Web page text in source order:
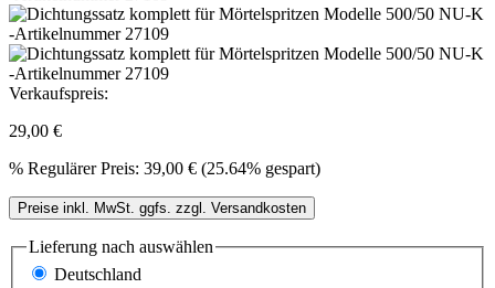
Verkaufspreis:
29,00 €
% Regulärer Preis: 39,00 € (25.64% gespart)
Preise inkl. MwSt. ggfs. zzgl. Versandkosten
Lieferung nach auswählen
Deutschland